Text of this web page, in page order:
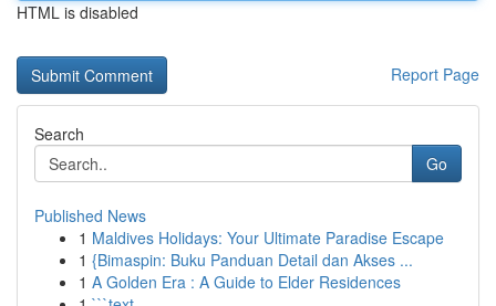
HTML is disabled
Report Page
Search
Go
Published News
1 Maldives Holidays: Your Ultimate Paradise Escape
1 {Bimaspin: Buku Panduan Detail dan Akses ...
1 A Golden Era : A Guide to Elder Residences